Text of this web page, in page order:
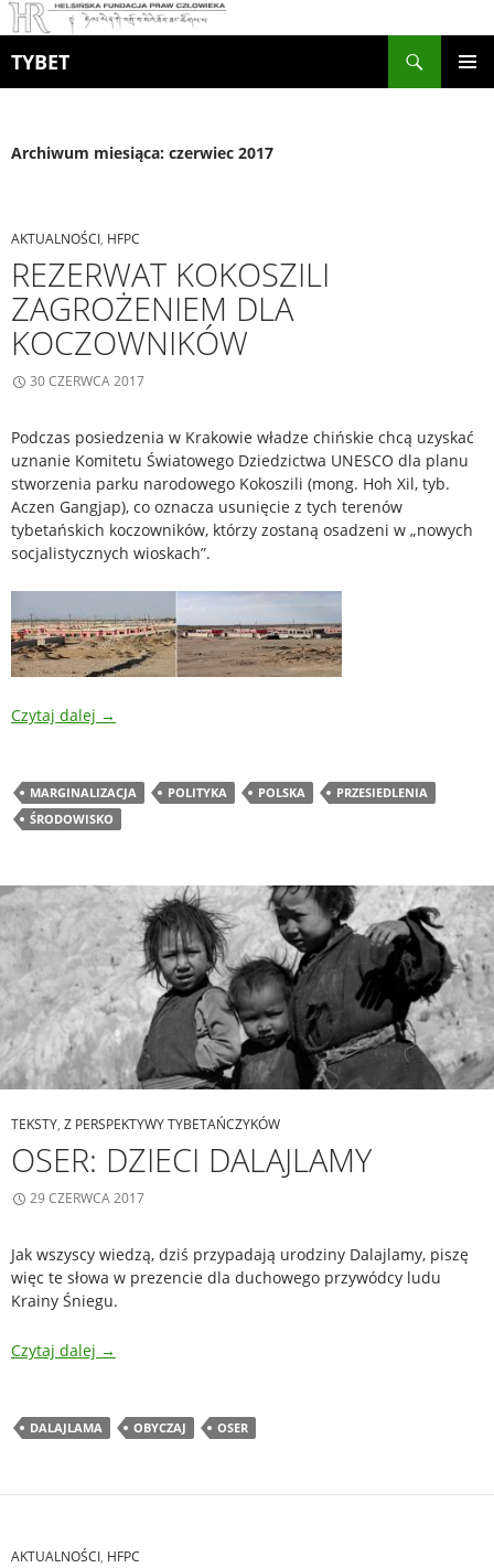
TYBET
Archiwum miesiąca: czerwiec 2017
AKTUALNOŚCI, HFPC
REZERWAT KOKOSZILI
ZAGROŻENIEM DLA
KOCZOWNIKÓW
30 CZERWCA 2017
Podczas posiedzenia w Krakowie władze chińskie chcą uzyskać
uznanie Komitetu Światowego Dziedzictwa UNESCO dla planu
stworzenia parku narodowego Kokoszili (mong. Hoh Xil, tyb.
Aczen Gangjap), co oznacza usunięcie z tych terenów
tybetańskich koczowników, którzy zostaną osadzeni w „nowych
socjalistycznych wioskach”.
Czytaj dalej →
MARGINALIZACJA POLITYKA POLSKA
PRZESIEDLENIA
ŚRODOWISKO
TEKSTY, Z PERSPEKTYWY TYBETAŃCZYKÓW
OSER: DZIECI DALAJLAMY
29 CZERWCA 2017
Jak wszyscy wiedzą, dziś przypadają urodziny Dalajlamy, piszę
więc te słowa w prezencie dla duchowego przywódcy ludu
Krainy Śniegu.
Czytaj dalej →
DALAJLAMA OBYCZAJ OSER
AKTUALNOŚCI, HFPC